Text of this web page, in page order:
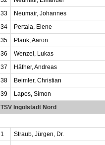
33
Neumair, Johannes
34
Pertaia, Elene
35
Plank, Aaron
36
Wenzel, Lukas
37
Häfner, Andreas
38
Beimler, Christian
39
Lapos, Simon
TSV Ingolstadt Nord
1
Straub, Jürgen, Dr.